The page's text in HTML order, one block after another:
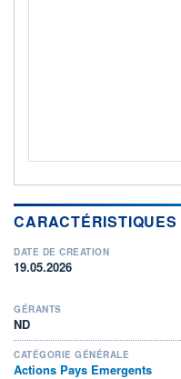
0/7
CARACTÉRISTIQUES
DATE DE CRÉATION
19.05.2026
GÉRANTS
ND
CATÉGORIE GÉNÉRALE
Actions Pays Emergents